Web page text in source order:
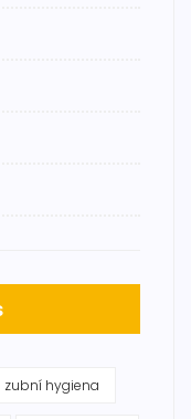
zubní hygiena